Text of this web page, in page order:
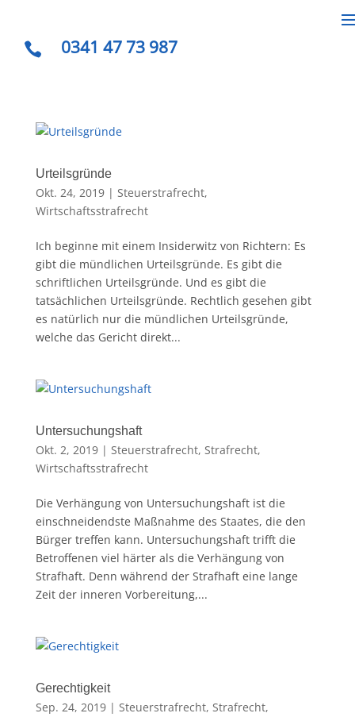
 0341 47 73 987
Urteilsgründe
Okt. 24, 2019| Steuerstrafrecht,
Wirtschaftsstrafrecht
Ich beginne mit einem Insiderwitz von Richtern: Es
gibt die mündlichen Urteilsgründe. Es gibt die
schriftlichen Urteilsgründe. Und es gibt die
tatsächlichen Urteilsgründe. Rechtlich gesehen gibt
es natürlich nur die mündlichen Urteilsgründe,
welche das Gericht direkt...
Untersuchungshaft
Okt. 2, 2019| Steuerstrafrecht, Strafrecht,
Wirtschaftsstrafrecht
Die Verhängung von Untersuchungshaft ist die
einschneidendste Maßnahme des Staates, die den
Bürger treffen kann. Untersuchungshaft trifft die
Betroffenen viel härter als die Verhängung von
Strafhaft. Denn während der Strafhaft eine lange
Zeit der inneren Vorbereitung,...
Gerechtigkeit
Sep. 24, 2019| Steuerstrafrecht, Strafrecht,